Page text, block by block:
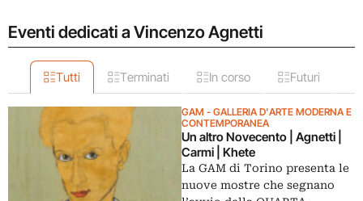
Eventi dedicati a Vincenzo Agnetti
Tutti Terminati In corso Futuri
GAM - GALLERIA D'ARTE MODERNA E
CONTEMPORANEA
Un altro Novecento | Agnetti |
Carmi | Khete
La GAM di Torino presenta le
nuove mostre che segnano